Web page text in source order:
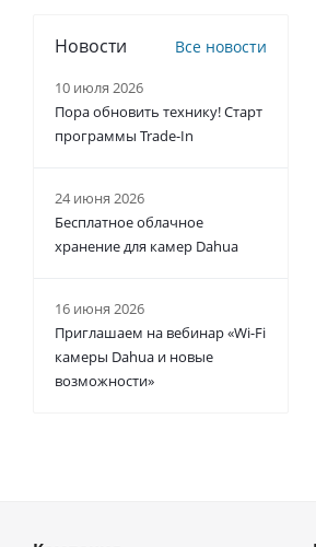
Новости Все новости
10 июля 2026
Пора обновить технику! Старт
программы Trade-In
24 июня 2026
Бесплатное облачное
хранение для камер Dahua
16 июня 2026
Приглашаем на вебинар «Wi-Fi
камеры Dahua и новые
возможности»